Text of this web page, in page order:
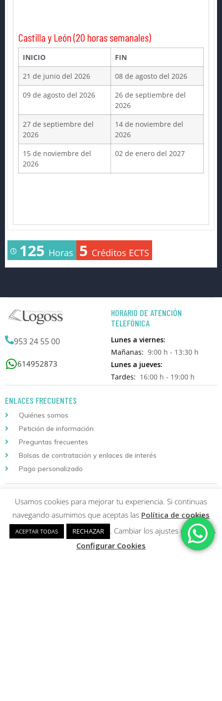
Castilla y León (20 horas semanales)
INICIO
FIN
21 de junio del 2026
08 de agosto del 2026
09 de agosto del 2026
26 de septiembre del
2026
27 de septiembre del
2026
14 de noviembre del
2026
15 de noviembre del
2026
02 de enero del 2027
125 Horas 5 Créditos ECTS
953 24 55 00
614952873
HORARIO DE ATENCIÓN
TELEFÓNICA
Lunes a viernes:
Mañanas: 9:00 h - 13:30 h
Lunes a jueves:
Tardes: 16:00 h - 19:00 h
ENLACES FRECUENTES
Quiénes somos
Petición de información
Preguntas frecuentes
Bolsas de contratación y enlaces de interés
Pago personalizado
INFORMACIÓN DE COMPRA
Localizador de envíos
Instrucciones de matriculación
Condiciones generales
Usamos cookies para mejorar tu experiencia. Si continuas
navegando asumimos que aceptas las Política de cookies
ACEPTAR TODAS RECHAZAR
. Cambiar los ajustes de cookies
Configurar Cookies